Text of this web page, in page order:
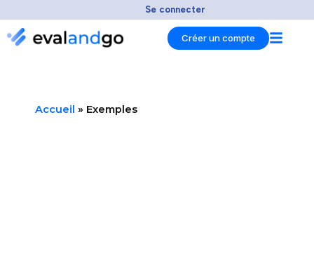
contenu
Se connecter
Créer un compte
Accueil » Exemples